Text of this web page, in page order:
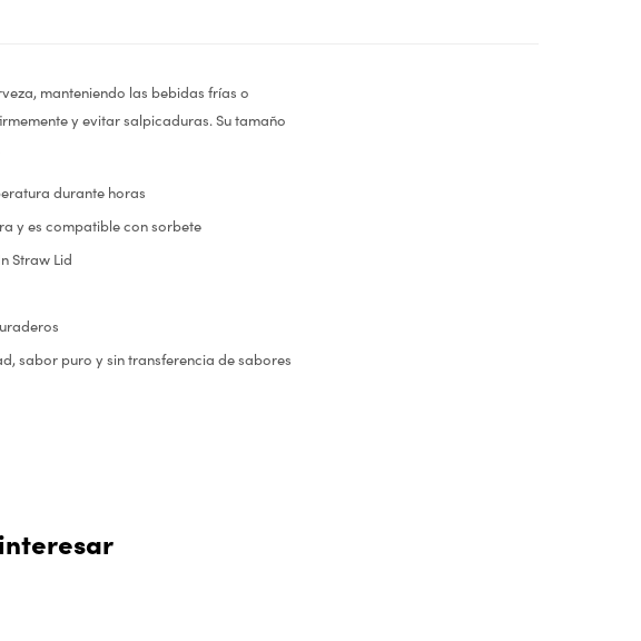
manteniendo las bebidas frías o
y evitar salpicaduras. Su tamaño
durante horas
y es compatible con sorbete
Straw Lid
sabor puro y sin transferencia de sabores